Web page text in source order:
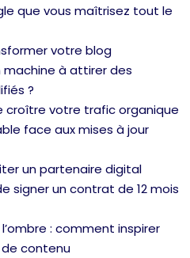
que vous maîtrisez tout le
votre blog
machine à attirer des
?
croître votre trafic organique
face aux mises à jour
un partenaire digital
signer un contrat de 12 mois
: comment inspirer
contenu